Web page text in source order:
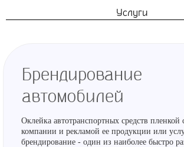
Услуги
Брендирование
автомобилей
Оклейка автотранспортных средств пленкой
компании и рекламой ее продукции или
брендирование - один из наиболее быстро